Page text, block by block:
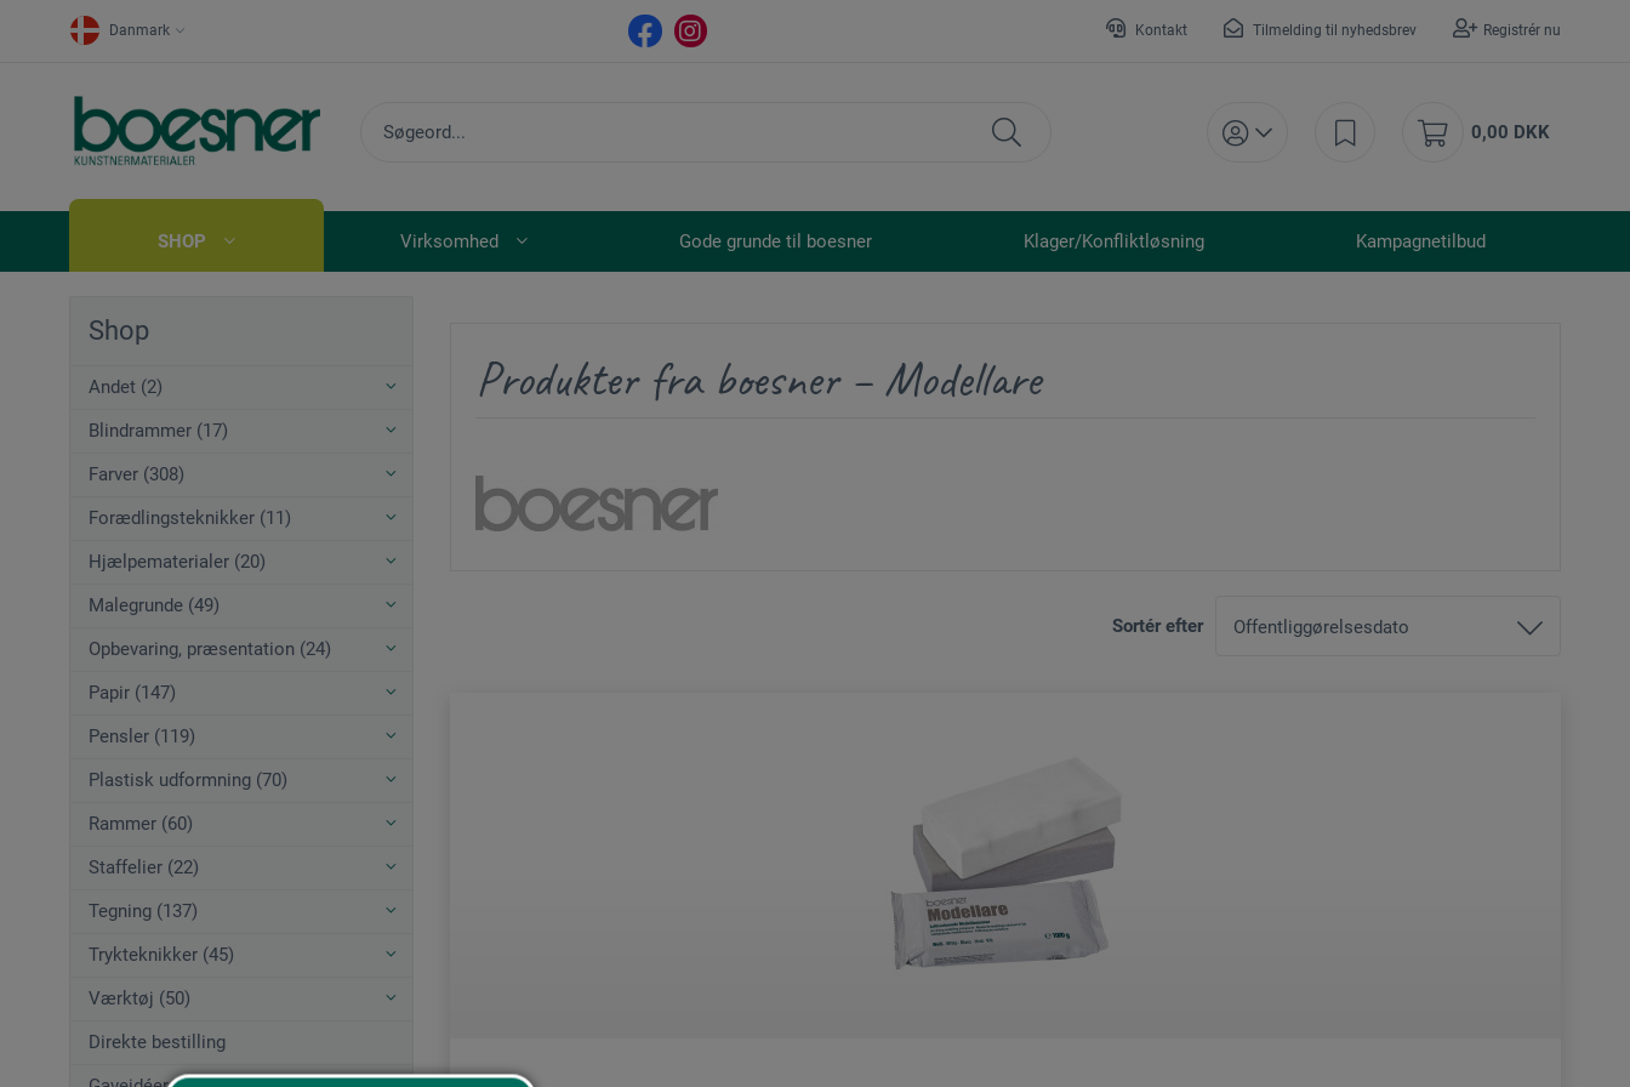
Danmark Kontakt Tilmelding til nyhedsbrev Registrér nu
0,00 DKK
SHOP Virksomhed Gode grunde til boesner Klager/Konfliktløsning Kampagnetilbud
Shop
Andet (2)
Blindrammer (17)
Farver (308)
Forædlingsteknikker (11)
Hjælpematerialer (20)
Malegrunde (49)
Opbevaring, præsentation (24)
Papir (147)
Pensler (119)
Plastisk udformning (70)
Rammer (60)
Staffelier (22)
Tegning (137)
Trykteknikker (45)
Værktøj (50)
Direkte bestilling
Produkter fra boesner – Modellare
Sortér efter